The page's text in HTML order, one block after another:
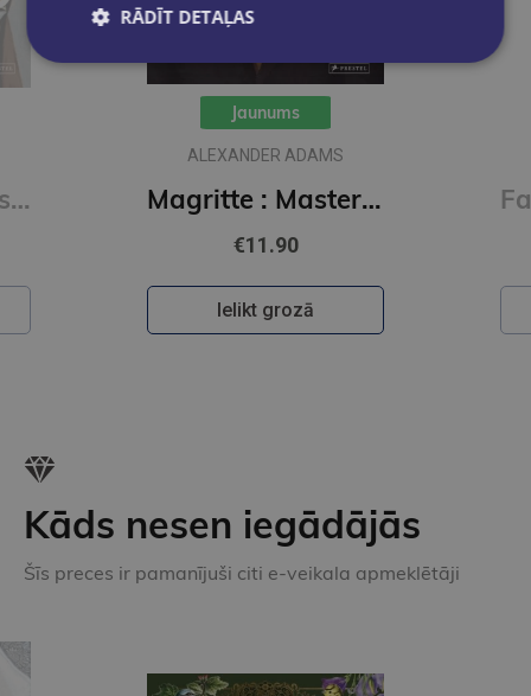
Picasso : Masters of Art
Jaunums
ALEXANDER ADAMS
Magritte : Masters of Art
€11.90
Ielikt grozā
Kāds nesen iegādājās
Šīs preces ir pamanījuši citi e-veikala apmeklētāji
RĀDĪT DETAĻAS